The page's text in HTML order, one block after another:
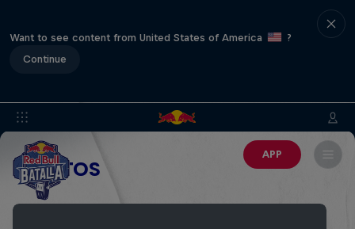
Want to see content from United States of America
?
Continue
APP
EVENTOS